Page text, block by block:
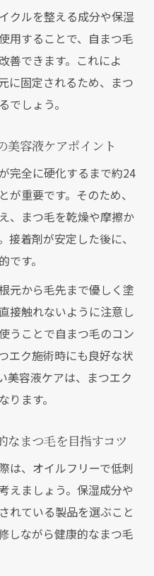
クルを整える成分や保湿
用することで、自まつ毛
善できます。これによ
に固定されるため、まつ
でしょう。
美容液ケアポイント
完全に硬化するまで約24
重要です。そのため、
、まつ毛を乾燥や摩擦か
接着剤が安定した後に、
す。
元から毛先まで優しく塗
接触れないように注意し
うことで自まつ毛のコン
エク施術時にも良好な状
美容液ケアは、まつエク
ます。
なまつ毛を目指すコツ
は、オイルフリーで低刺
えましょう。保湿成分や
れている製品を選ぶこと
しながら健康的なまつ毛